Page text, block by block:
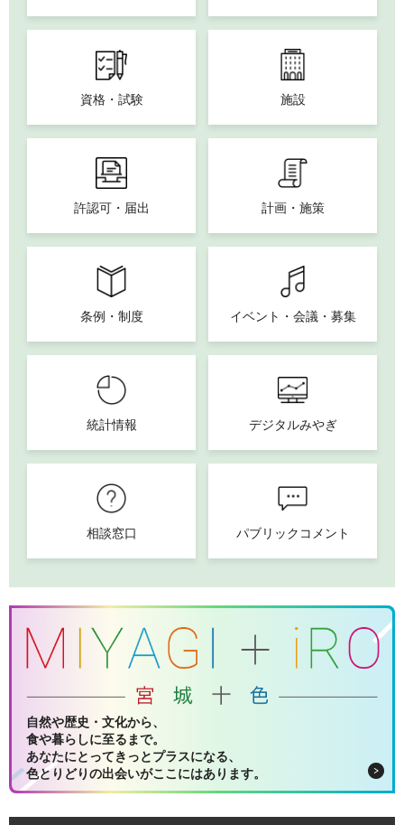
資格・試験 施設
許認可・届出 計画・施策
条例・制度 イベント・会議・募集
統計情報 デジタルみやぎ
相談窓口 パブリックコメント
自然や歴史・文化から、
食や暮らしに至るまで。
あなたにとってきっとプラスになる、
色とりどりの出会いがここにはあります。